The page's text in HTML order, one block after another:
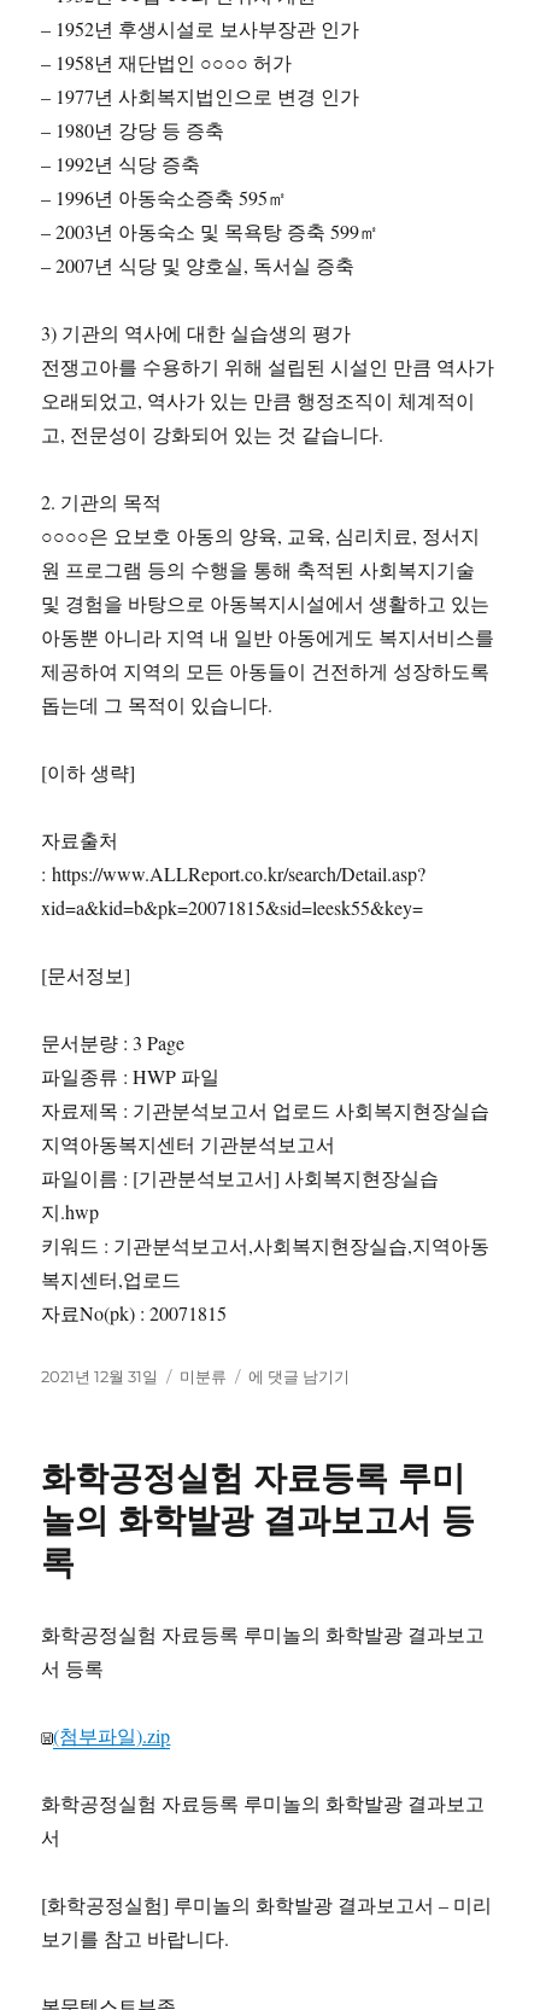
– 1952년 후생시설로 보사부장관 인가
– 1958년 재단법인 ○○○○ 허가
– 1977년 사회복지법인으로 변경 인가
– 1980년 강당 등 증축
– 1992년 식당 증축
– 1996년 아동숙소증축 595㎡
– 2003년 아동숙소 및 목욕탕 증축 599㎡
– 2007년 식당 및 양호실, 독서실 증축
3) 기관의 역사에 대한 실습생의 평가
전쟁고아를 수용하기 위해 설립된 시설인 만큼 역사가
오래되었고, 역사가 있는 만큼 행정조직이 체계적이
고, 전문성이 강화되어 있는 것 같습니다.
2. 기관의 목적
○○○○은 요보호 아동의 양육, 교육, 심리치료, 정서지
원 프로그램 등의 수행을 통해 축적된 사회복지기술
및 경험을 바탕으로 아동복지시설에서 생활하고 있는
아동뿐 아니라 지역 내 일반 아동에게도 복지서비스를
제공하여 지역의 모든 아동들이 건전하게 성장하도록
돕는데 그 목적이 있습니다.
[이하 생략]
자료출처
: https://www.ALLReport.co.kr/search/Detail.asp?
xid=a&kid=b&pk=20071815&sid=leesk55&key=
[문서정보]
문서분량 : 3 Page
파일종류 : HWP 파일
자료제목 : 기관분석보고서 업로드 사회복지현장실습
지역아동복지센터 기관분석보고서
파일이름 : [기관분석보고서] 사회복지현장실습
지.hwp
키워드 : 기관분석보고서,사회복지현장실습,지역아동
복지센터,업로드
자료No(pk) : 20071815
작
2021년 12월 31일
카
미분류
기
보
고
서
사
습
동
에 댓글 남기기
화학공정실험 자료등록 루미
놀의 화학발광 결과보고서 등
록
화학공정실험 자료등록 루미놀의 화학발광 결과보고
서 등록
(첨부파일).zip
화학공정실험 자료등록 루미놀의 화학발광 결과보고
서
[화학공정실험] 루미놀의 화학발광 결과보고서 – 미리
보기를 참고 바랍니다.